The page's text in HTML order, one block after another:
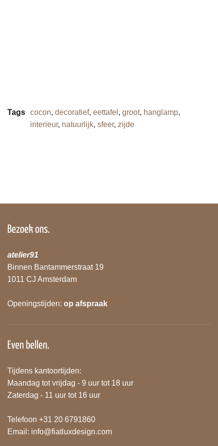
Tags cocon, decoratief, eettafel , groot, hanglamp,
interieur, natuurlijk, sfeer, zijde
Bezoek ons.
atelier91
Binnen Bantammerstraat 19
1011 CJ Amsterdam
Openingstijden: op afspraak
Even bellen.
Tijdens kantoortijden:
Maandag tot vrijdag - 9 uur tot 18 uur
Zaterdag - 11 uur tot 16 uur
Telefoon +31 20 6791860
Email: info@fiatluxdesign.com